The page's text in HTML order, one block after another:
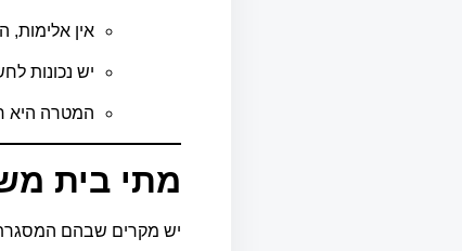
אין אלימות,
יש נכונות
המטרה היא
מתי בית
יש מקרים שבהם